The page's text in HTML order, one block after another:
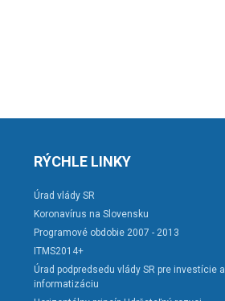
RÝCHLE LINKY
Úrad vlády SR
Koronavírus na Slovensku
Programové obdobie 2007 - 2013
ITMS2014+
Úrad podpredsedu vlády SR pre investície a
informatizáciu